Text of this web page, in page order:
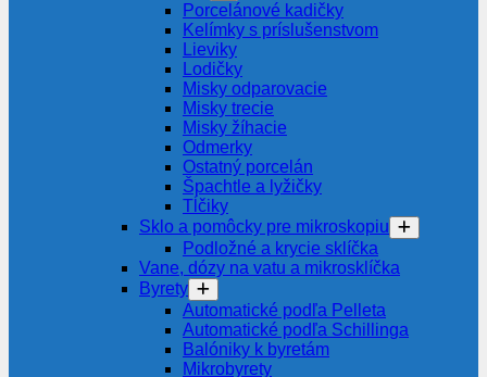
Porcelánové kadičky
Kelímky s príslušenstvom
Lieviky
Lodičky
Misky odparovacie
Misky trecie
Misky žíhacie
Odmerky
Ostatný porcelán
Špachtle a lyžičky
Tĺčiky
Sklo a pomôcky pre mikroskopiu
Podložné a krycie sklíčka
Vane, dózy na vatu a mikrosklíčka
Byrety
Automatické podľa Pelleta
Automatické podľa Schillinga
Balóniky k byretám
Mikrobyrety